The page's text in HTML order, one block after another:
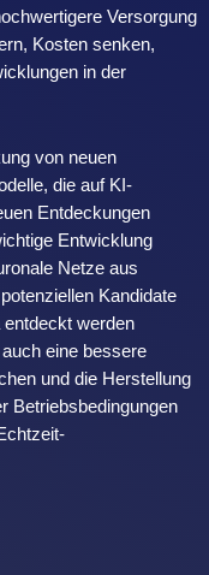
Versorgung
Kosten senken,
in der
von neuen
die auf KI-
Entdeckungen
Entwicklung
Netze aus
Kandidate
entdeckt werden
eine bessere
und die Herstellung
Betriebsbedingungen